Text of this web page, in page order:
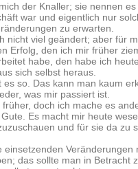
der Knaller; sie nennen
war und eigentlich nur
zu erwarten.
nicht viel geändert; aber für
Erfolg, den ich mir früher
habe, den habe ich
sich selbst heraus.
so. Das kann man kaum
was mir passiert ist.
doch ich mache es
Es macht mir heute
und für sie da zu
Veränderungen
das sollte man in Betracht